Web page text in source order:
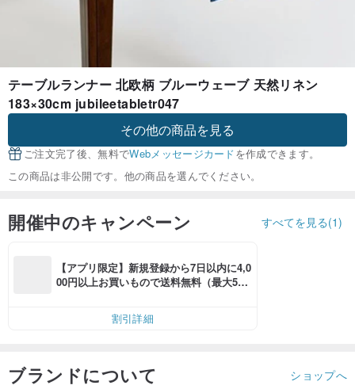
テーブルランナー 北欧柄 ブルーウェーブ 天然リネン
183×30cm jubileetabletr047
その他の商品を見る
ご注文完了後、無料でWebメッセージカードを作成できます。
この商品は非公開です。他の商品を選んでください。
開催中のキャンペーン すべてを見る(1)
【アプリ限定】新規登録から7日以内に4,0
00円以上お買いもので送料無料（最大500
割引詳細
ブランドについて ショップへ